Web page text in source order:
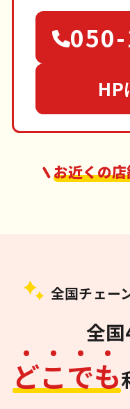
HP
お近くの
全国チェー
全
どこでも